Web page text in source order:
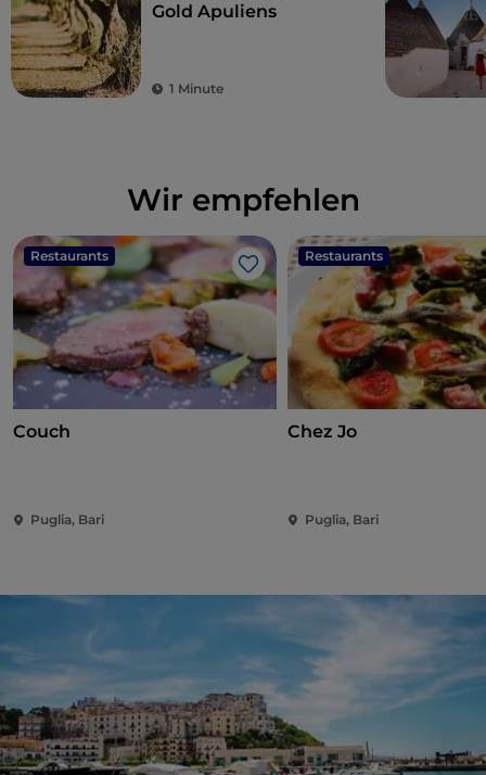
Gold Apuliens
1 Minute
Wir empfehlen
Restaurants
Like
Couch
Puglia, Bari
Restaurants
Chez Jo
Puglia, Bari